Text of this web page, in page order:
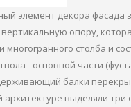
элемент декора фасада
опору,
многогранного столба и
- основной части
балки
архитектуре выделяли три